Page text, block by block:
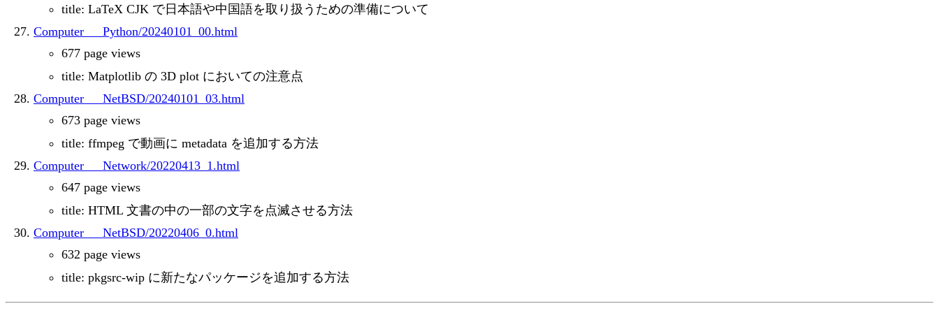
title: LaTeX CJK で日本語や中国語を取り扱うための準備について
Computer___Python/20240101_00.html
677 page views
title: Matplotlib の 3D plot においての注意点
Computer___NetBSD/20240101_03.html
673 page views
title: ffmpeg で動画に metadata を追加する方法
Computer___Network/20220413_1.html
647 page views
title: HTML 文書の中の一部の文字を点滅させる方法
Computer___NetBSD/20220406_0.html
632 page views
title: pkgsrc-wip に新たなパッケージを追加する方法